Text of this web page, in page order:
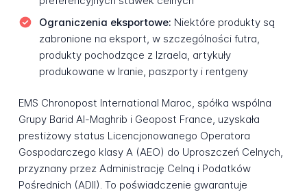
Ograniczenia eksportowe: Niektóre produkty są
zabronione na eksport, w szczególności futra,
produkty pochodzące z Izraela, artykuły
produkowane w Iranie, paszporty i rentgeny
EMS Chronopost International Maroc, spółka wspólna
Grupy Barid Al-Maghrib i Geopost France, uzyskała
prestiżowy status Licencjonowanego Operatora
Gospodarczego klasy A (AEO) do Uproszczeń Celnych,
przyznany przez Administrację Celną i Podatków
Pośrednich (ADII). To poświadczenie gwarantuje